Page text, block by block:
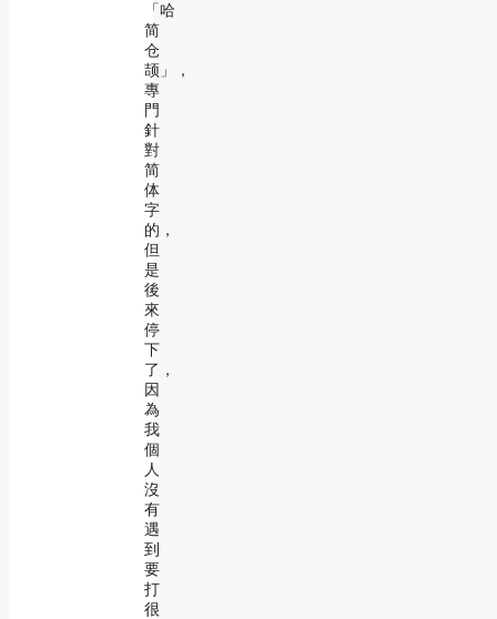
「哈
简
仓
颉」，
專
門
針
對
简
体
字
的，
但
是
後
來
停
下
了，
因
為
我
個
人
沒
有
遇
到
要
打
很